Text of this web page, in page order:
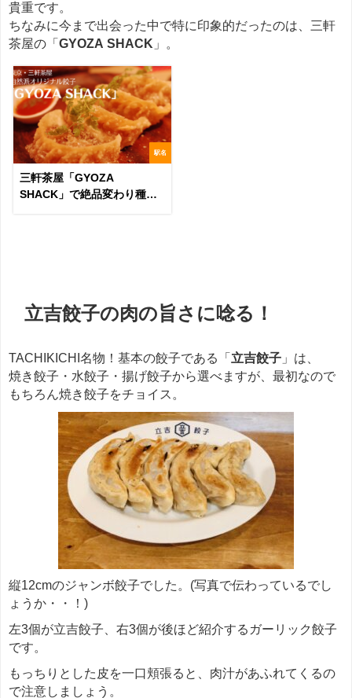
貴重です。
ちなみに今まで出会った中で特に印象的だったのは、三軒
茶屋の「 GYOZA SHACK 」。
駅名
三軒茶屋「GYOZA
SHACK」で絶品変わり種餃
立吉餃子の肉の旨さに唸る！
TACHIKICHI名物！基本の餃子である「 立吉餃子 」は、
焼き餃子・水餃子・揚げ餃子から選べますが、最初なので
もちろん焼き餃子をチョイス。
縦12cmのジャンボ餃子でした。(写真で伝わっているでし
ょうか・・！)
左3個が立吉餃子、右3個が後ほど紹介するガーリック餃子
です。
もっちりとした皮を一口頬張ると、肉汁があふれてくるの
で注意しましょう。